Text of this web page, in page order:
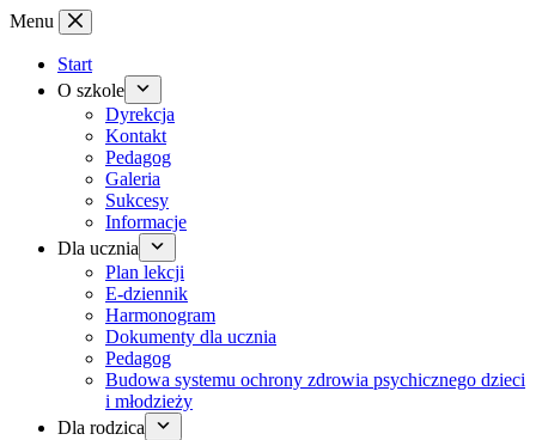
Przejdź
treści
Menu
Start
O szkole
Dyrekcja
Kontakt
Pedagog
Galeria
Sukcesy
Informacje
Dla ucznia
Plan lekcji
E-dziennik
Harmonogram
Dokumenty dla ucznia
Pedagog
Budowa systemu ochrony zdrowia psychicznego dzieci
i młodzieży
Dla rodzica